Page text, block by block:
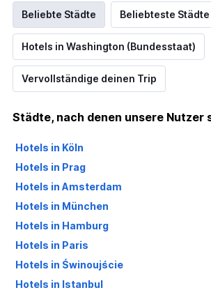
Beliebte Städte Beliebteste Städte
Hotels in Washington (Bundesstaat)
Vervollständige deinen Trip
Städte, nach denen unsere Nutzer
Hotels in Köln
Hotels in Prag
Hotels in Amsterdam
Hotels in München
Hotels in Hamburg
Hotels in Paris
Hotels in Świnoujście
Hotels in Istanbul